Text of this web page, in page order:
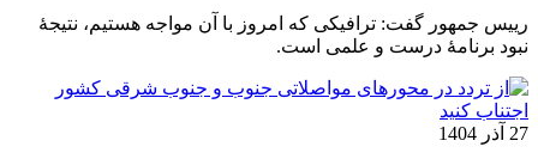
رییس جمهور گفت: ترافیکی که امروز با آن مواجه هستیم، نتیجۀ
نبود برنامۀ درست و علمی است.
27 آذر 1404